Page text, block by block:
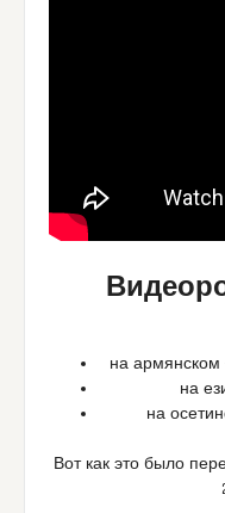
на армянском
на
на
Вот как это было